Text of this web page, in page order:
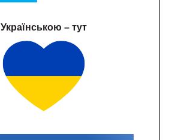
Українською – тут